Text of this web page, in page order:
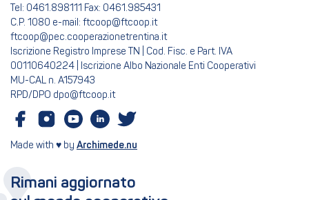
Tel: 0461.898111 Fax: 0461.985431
C.P. 1080 e-mail: ftcoop@ftcoop.it
ftcoop@pec.cooperazionetrentina.it
Iscrizione Registro Imprese TN | Cod. Fisc. e Part. IVA
00110640224 | Iscrizione Albo Nazionale Enti Cooperativi
MU-CAL n. A157943
RPD/DPO dpo@ftcoop.it
Made with ♥ by Archimede.nu
Rimani aggiornato